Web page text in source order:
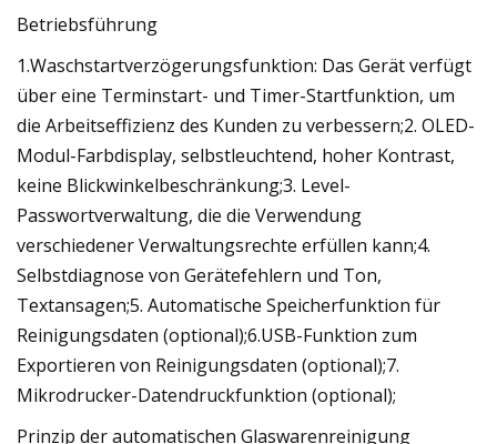
Betriebsführung
1.Waschstartverzögerungsfunktion: Das Gerät verfügt
über eine Terminstart- und Timer-Startfunktion, um
die Arbeitseffizienz des Kunden zu verbessern;2. OLED-
Modul-Farbdisplay, selbstleuchtend, hoher Kontrast,
keine Blickwinkelbeschränkung;3. Level-
Passwortverwaltung, die die Verwendung
verschiedener Verwaltungsrechte erfüllen kann;4.
Selbstdiagnose von Gerätefehlern und Ton,
Textansagen;5. Automatische Speicherfunktion für
Reinigungsdaten (optional);6.USB-Funktion zum
Exportieren von Reinigungsdaten (optional);7.
Mikrodrucker-Datendruckfunktion (optional);
Prinzip der automatischen Glaswarenreinigung